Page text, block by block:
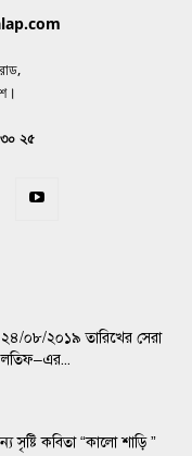
২৫
২৪/০৮/২০১৯ তারিখের সেরা
কবিতা “কালো শাড়ি ”